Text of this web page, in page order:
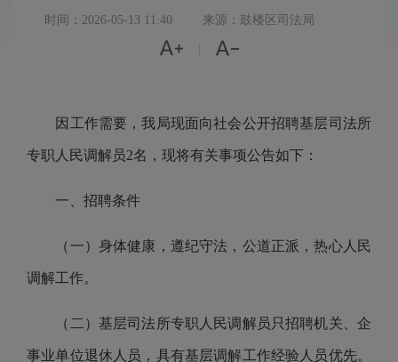
时间：2026-05-13 11:40 来源：鼓楼区司法局
 
因工作需要，我局现面向社会公开招聘基层司法所
专职人民调解员2名，现将有关事项公告如下：
一、招聘条件
（一）身体健康，遵纪守法，公道正派，热心人民
调解工作。
（二）基层司法所专职人民调解员只招聘机关、企
事业单位退休人员，具有基层调解工作经验人员优先。